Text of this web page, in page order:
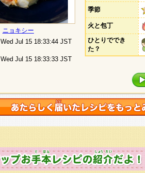
ニョキシー
Wed Jul 15 18:33:44 JST
Wed Jul 15 18:33:33 JST
季節
火と包丁
ひとりででき
た？